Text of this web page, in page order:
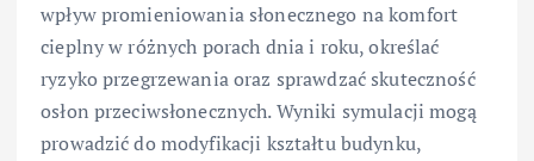
wpływ promieniowania słonecznego na komfort
cieplny w różnych porach dnia i roku, określać
ryzyko przegrzewania oraz sprawdzać skuteczność
osłon przeciwsłonecznych. Wyniki symulacji mogą
prowadzić do modyfikacji kształtu budynku,